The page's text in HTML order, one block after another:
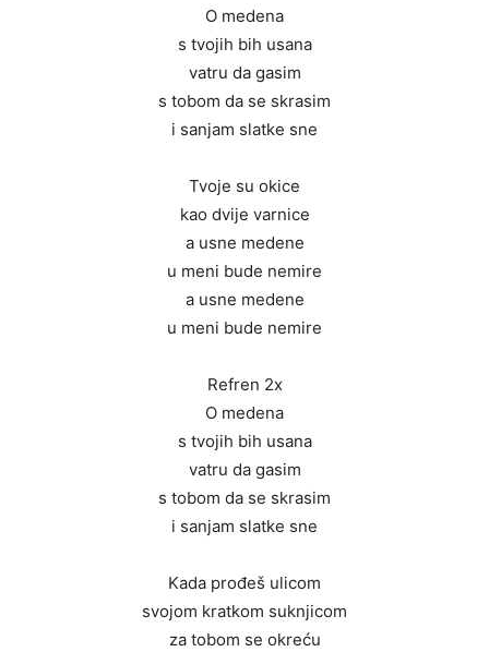
O medena
s tvojih bih usana
vatru da gasim
s tobom da se skrasim
i sanjam slatke sne
Tvoje su okice
kao dvije varnice
a usne medene
u meni bude nemire
a usne medene
u meni bude nemire
Refren 2x
O medena
s tvojih bih usana
vatru da gasim
s tobom da se skrasim
i sanjam slatke sne
Kada prođeš ulicom
svojom kratkom suknjicom
za tobom se okreću